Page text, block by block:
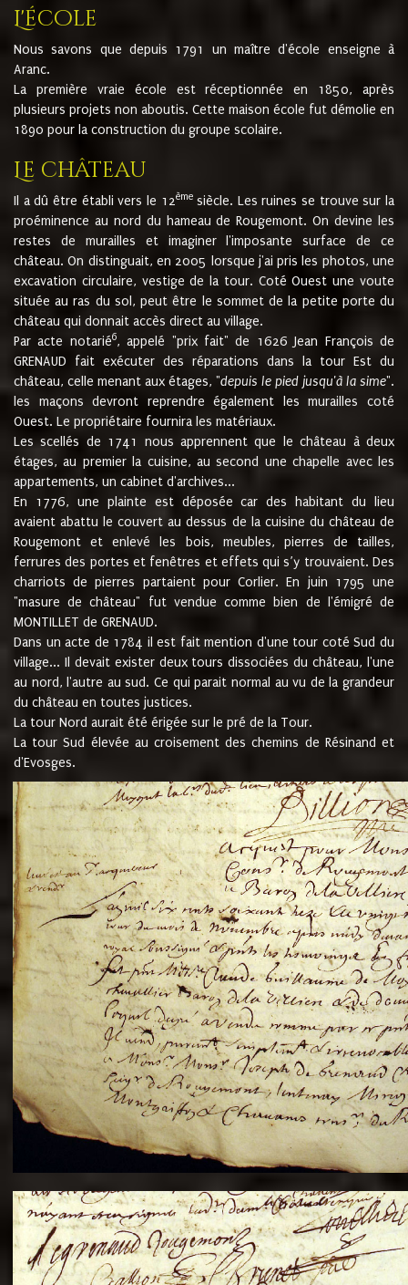
L'école
Nous savons que depuis 1791 un maître d'école enseigne à
Aranc.
La première vraie école est réceptionnée en 1850, après
plusieurs projets non aboutis. Cette maison école fut démolie en
1890 pour la construction du groupe scolaire.
Le château
Il a dû être établi vers le 12èmesiècle. Les ruines se trouve sur la
proéminence au nord du hameau de Rougemont. On devine les
restes de murailles et imaginer l'imposante surface de ce
château. On distinguait, en 2005 lorsque j'ai pris les photos, une
excavation circulaire, vestige de la tour. Coté Ouest une voute
située au ras du sol, peut être le sommet de la petite porte du
château qui donnait accès direct au village.
Par acte notarié6, appelé "prix fait" de 1626 Jean François de
GRENAUD fait exécuter des réparations dans la tour Est du
château, celle menant aux étages, "depuis le pied jusqu'à la sime".
les maçons devront reprendre également les murailles coté
Ouest. Le propriétaire fournira les matériaux.
Les scellés de 1741 nous apprennent que le château à deux
étages, au premier la cuisine, au second une chapelle avec les
appartements, un cabinet d'archives...
En 1776, une plainte est déposée car des habitant du lieu
avaient abattu le couvert au dessus de la cuisine du château de
Rougemont et enlevé les bois, meubles, pierres de tailles,
ferrures des portes et fenêtres et effets qui s’y trouvaient. Des
charriots de pierres partaient pour Corlier. En juin 1795 une
"masure de château" fut vendue comme bien de l'émigré de
MONTILLET de GRENAUD.
Dans un acte de 1784 il est fait mention d'une tour coté Sud du
village... Il devait exister deux tours dissociées du château, l'une
au nord, l'autre au sud. Ce qui parait normal au vu de la grandeur
du château en toutes justices.
La tour Nord aurait été érigée sur le pré de la Tour.
La tour Sud élevée au croisement des chemins de Résinand et
d'Evosges.